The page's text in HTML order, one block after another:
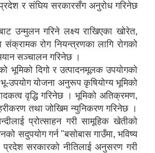
प्रदेश र संघिय सरकारसँग अनुरोध गरिनेछ
उन्मुलन गरिने लक्ष्य राखिएका खोरेत,
रोग नियन्त्रणका लागि रोगको
सञ्चालन गरिनेछ ।
भूमिको दिगो र उत्पादनमूलक उपयोगको
भू-उपयोग योजना अनुरूप कृषियोग्य भूमिको
वृद्धि गरिनेछ । भूमिको अतिक्रमण,
तथा जोखिम न्युनिकरण गरिनेछ ।
प्रोत्साहन गरी सामूहिक खेतीको
सदुपयोग गर्न "बसोबास गाउँमा, भविष्य
प्रदेश सरकारको नीतिलाई अनुसरण गरी